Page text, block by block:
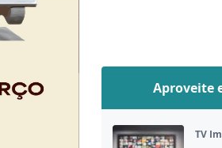
Aproveite
TV